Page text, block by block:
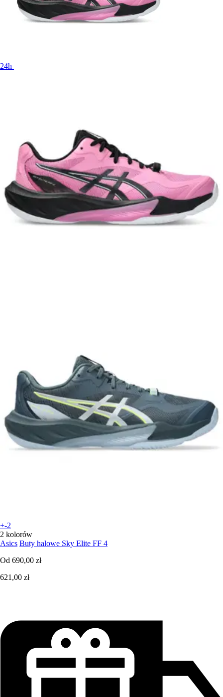
24h
+-2
2 kolorów
Asics Buty halowe Sky Elite FF 4
Od 690,00 zł
621,00 zł